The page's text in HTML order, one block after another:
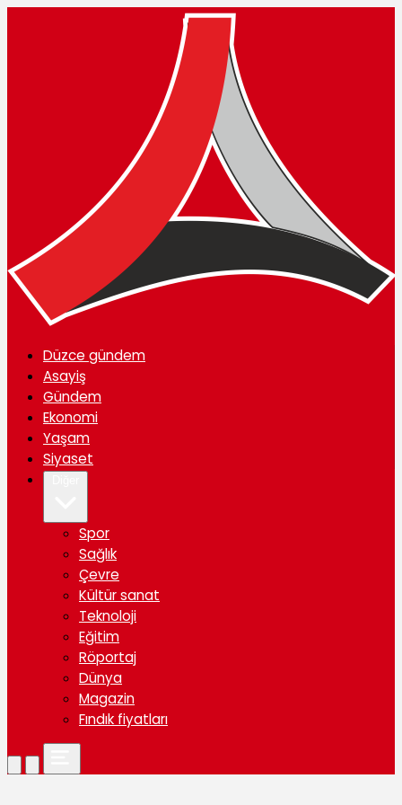
Düzce gündem
Asayiş
Gündem
Ekonomi
Yaşam
Siyaset
Spor
Sağlık
Çevre
Kültür sanat
Teknoloji
Eğitim
Röportaj
Dünya
Magazin
Fındık fiyatları